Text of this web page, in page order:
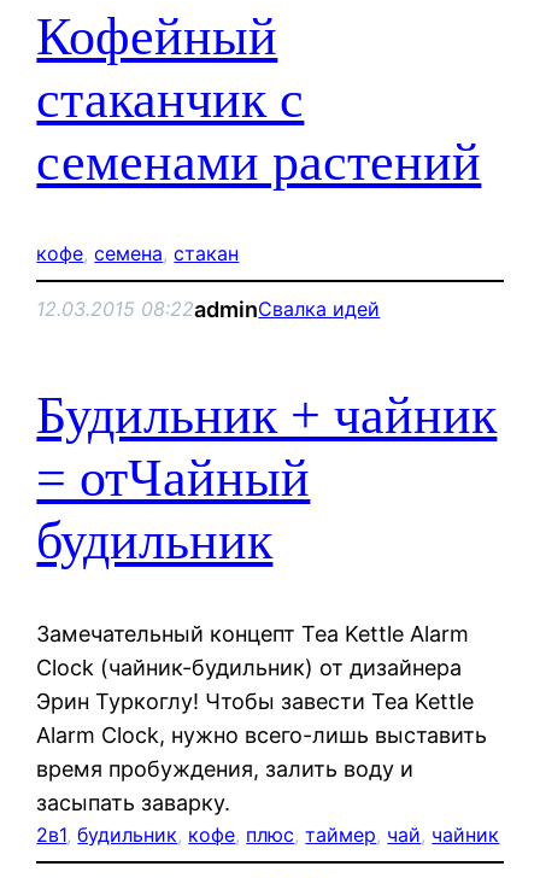
Кофейный
стаканчик с
семенами растений
кофе, семена, стакан
12.03.2015 08:22adminСвалка идей
Будильник + чайник
= отЧайный
будильник
Замечательный концепт Tea Kettle Alarm
Clock (чайник-будильник) от дизайнера
Эрин Туркоглу! Чтобы завести Tea Kettle
Alarm Clock, нужно всего-лишь выставить
время пробуждения, залить воду и
засыпать заварку.
2в1, будильник, кофе, плюс, таймер, чай, чайник